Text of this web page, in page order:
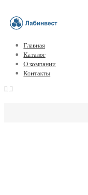
Главная
Каталог
О компании
Контакты